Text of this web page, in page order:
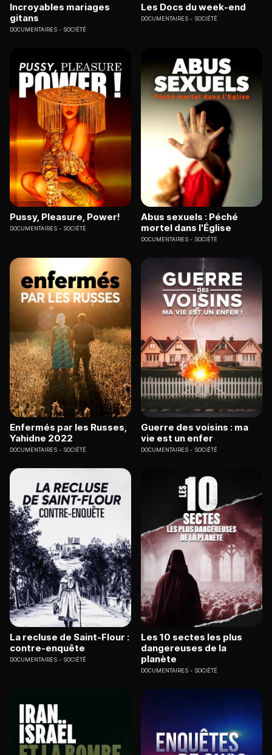
Incroyables mariages
gitans
DOCUMENTAIRES SOCIÉTÉ
Les Docs du week-end
DOCUMENTAIRES SOCIÉTÉ
Pussy, Pleasure, Power!
DOCUMENTAIRES SOCIÉTÉ
Abus sexuels : Péché
mortel dans l'Église
DOCUMENTAIRES SOCIÉTÉ
Enfermés par les Russes,
Yahidne 2022
DOCUMENTAIRES SOCIÉTÉ
Guerre des voisins : ma
vie est un enfer
DOCUMENTAIRES SOCIÉTÉ
La recluse de Saint-Flour :
contre-enquête
DOCUMENTAIRES SOCIÉTÉ
Les 10 sectes les plus
dangereuses de la
planète
DOCUMENTAIRES SOCIÉTÉ